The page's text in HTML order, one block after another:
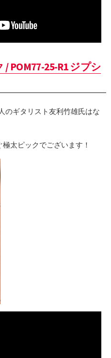
POM77-25-R1 ジプシ
のギタリスト友利竹雄氏はな
極太ピックでございます！